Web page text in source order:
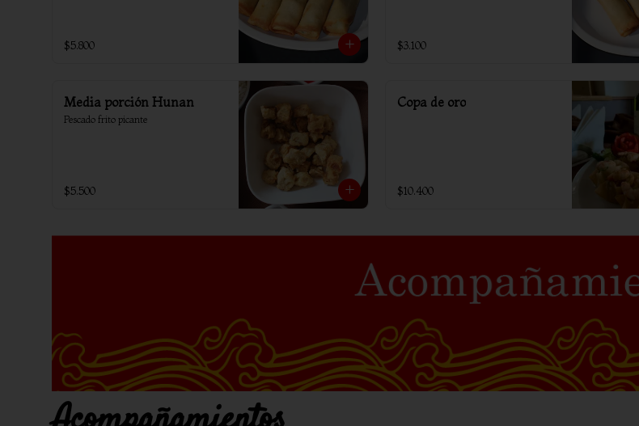
$5.800 $3.100
Media porción Hunan
Pescado frito picante
$5.500
Copa de oro
$10.400